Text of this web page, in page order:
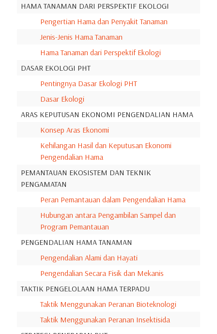
HAMA TANAMAN DARI PERSPEKTIF EKOLOGI
Pengertian Hama dan Penyakit Tanaman
Jenis-Jenis Hama Tanaman
Hama Tanaman dari Perspektif Ekologi
DASAR EKOLOGI PHT
Pentingnya Dasar Ekologi PHT
Dasar Ekologi
ARAS KEPUTUSAN EKONOMI PENGENDALIAN HAMA
Konsep Aras Ekonomi
Kehilangan Hasil dan Keputusan Ekonomi
Pengendalian Hama
PEMANTAUAN EKOSISTEM DAN TEKNIK
PENGAMATAN
Peran Pemantauan dalam Pengendalian Hama
Hubungan antara Pengambilan Sampel dan
Program Pemantauan
PENGENDALIAN HAMA TANAMAN
Pengendalian Alami dan Hayati
Pengendalian Secara Fisik dan Mekanis
TAKTIK PENGELOLAAN HAMA TERPADU
Taktik Menggunakan Peranan Bioteknologi
Taktik Menggunakan Peranan Insektisida